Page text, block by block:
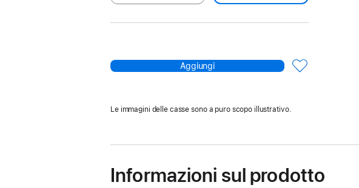
Aggiungi
Le immagini delle casse sono a puro scopo illustrativo.
Informazioni sul prodotto